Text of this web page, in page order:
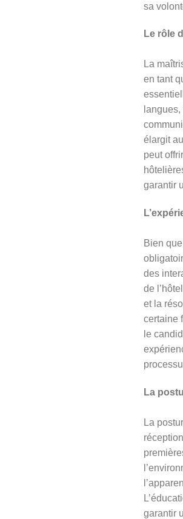
sa
Le rôle
La
en tant
élargit
peut
garantir
Bien
des
de
et la
certaine
le
La
La
garantir